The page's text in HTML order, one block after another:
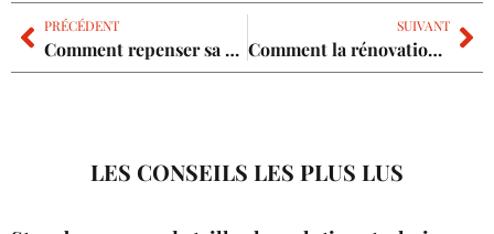
PRÉCÉDENT
Comment repenser sa cuisine pour mieux trier, composter et recycler ?
SUIVANT
Comment la rénovation énergétique peut transformer votre maison ?
LES CONSEILS LES PLUS LUS